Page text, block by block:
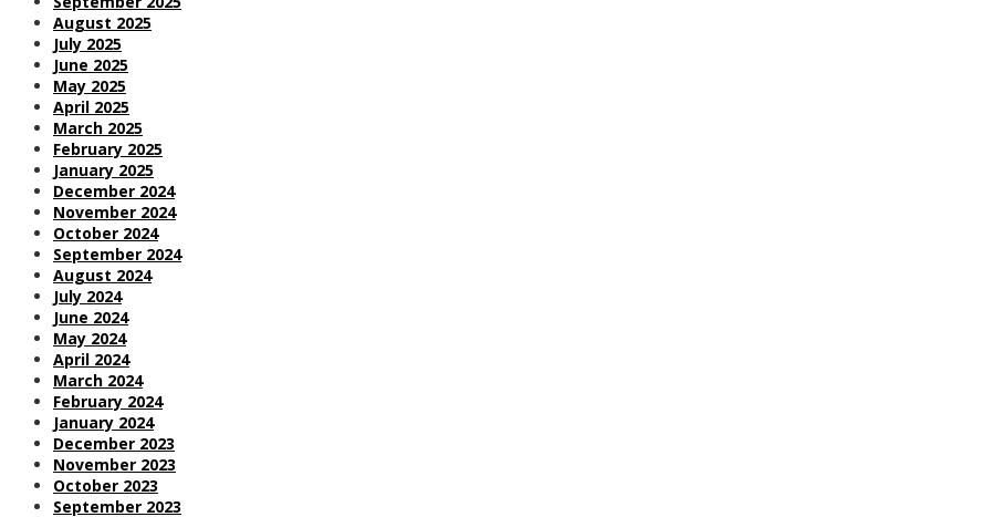
August 2025
July 2025
June 2025
May 2025
April 2025
March 2025
February 2025
January 2025
December 2024
November 2024
October 2024
September 2024
August 2024
July 2024
June 2024
May 2024
April 2024
March 2024
February 2024
January 2024
December 2023
November 2023
October 2023
September 2023